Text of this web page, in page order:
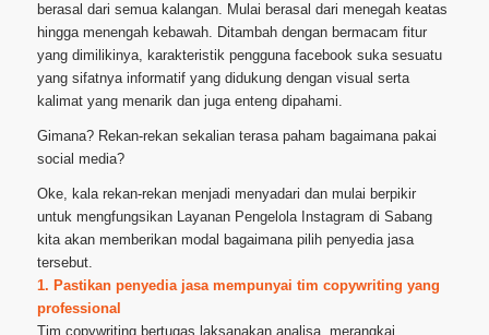
berasal dari semua kalangan. Mulai berasal dari menegah keatas
hingga menengah kebawah. Ditambah dengan bermacam fitur
yang dimilikinya, karakteristik pengguna facebook suka sesuatu
yang sifatnya informatif yang didukung dengan visual serta
kalimat yang menarik dan juga enteng dipahami.
Gimana? Rekan-rekan sekalian terasa paham bagaimana pakai
social media?
Oke, kala rekan-rekan menjadi menyadari dan mulai berpikir
untuk mengfungsikan Layanan Pengelola Instagram di Sabang
kita akan memberikan modal bagaimana pilih penyedia jasa
tersebut.
1. Pastikan penyedia jasa mempunyai tim copywriting yang
professional
Tim copywriting bertugas laksanakan analisa, merangkai